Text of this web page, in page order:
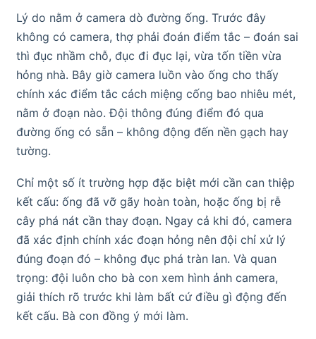
Lý do nằm ở camera dò đường ống. Trước đây
không có camera, thợ phải đoán điểm tắc – đoán sai
thì đục nhầm chỗ, đục đi đục lại, vừa tốn tiền vừa
hỏng nhà. Bây giờ camera luồn vào ống cho thấy
chính xác điểm tắc cách miệng cống bao nhiêu mét,
nằm ở đoạn nào. Đội thông đúng điểm đó qua
đường ống có sẵn – không động đến nền gạch hay
tường.
Chỉ một số ít trường hợp đặc biệt mới cần can thiệp
kết cấu: ống đã vỡ gãy hoàn toàn, hoặc ống bị rễ
cây phá nát cần thay đoạn. Ngay cả khi đó, camera
đã xác định chính xác đoạn hỏng nên đội chỉ xử lý
đúng đoạn đó – không đục phá tràn lan. Và quan
trọng: đội luôn cho bà con xem hình ảnh camera,
giải thích rõ trước khi làm bất cứ điều gì động đến
kết cấu. Bà con đồng ý mới làm.